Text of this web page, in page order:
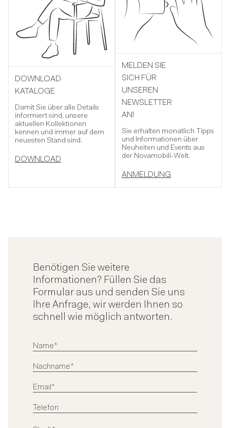
DOWNLOAD
KATALOGE
Damit Sie über alle Details
informiert sind, unsere
aktuellen Kollektionen
kennen und immer auf dem
neuesten Stand sind.
DOWNLOAD
MELDEN SIE
SICH FÜR
UNSEREN
NEWSLETTER
AN!
Sie erhalten monatlich Tipps
und Informationen über
Neuheiten und Events aus
der Novamobili-Welt.
ANMELDUNG
Benötigen Sie weitere
Informationen? Füllen Sie das
Formular aus und senden Sie uns
Ihre Anfrage, wir werden Ihnen so
schnell wie möglich antworten.